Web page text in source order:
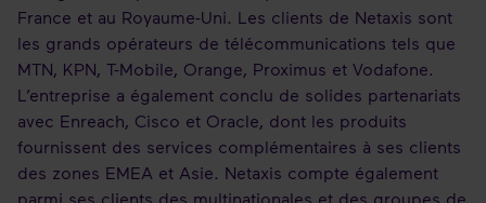
France et au Royaume-Uni. Les clients de Netaxis sont
les grands opérateurs de télécommunications tels que
MTN, KPN, T-Mobile, Orange, Proximus et Vodafone.
L’entreprise a également conclu de solides partenariats
avec Enreach, Cisco et Oracle, dont les produits
fournissent des services complémentaires à ses clients
des zones EMEA et Asie. Netaxis compte également
parmi ses clients des multinationales et des groupes de